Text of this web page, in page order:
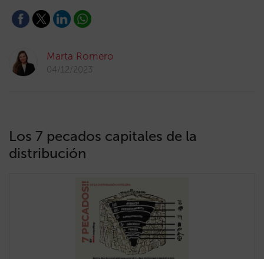
Marta Romero
04/12/2023
Los 7 pecados capitales de la
distribución